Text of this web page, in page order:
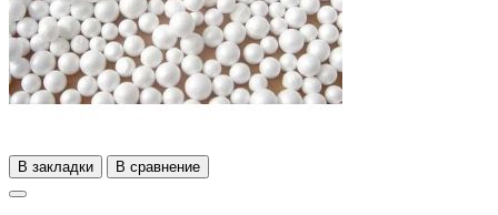
В закладки В сравнение